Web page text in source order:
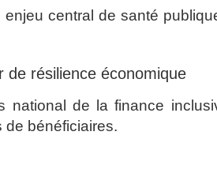
central de santé
de résilience économique
national de la finance
de bénéficiaires.